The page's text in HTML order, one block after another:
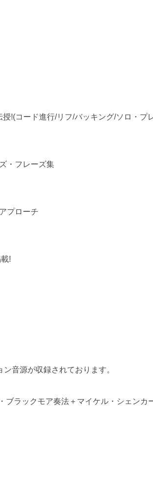
!(コード進行/リフ/バッキング/ソロ・プ
・フレーズ集
プローチ
!
音源が収録されております。
ブラックモア奏法＋マイケル・シェンカ